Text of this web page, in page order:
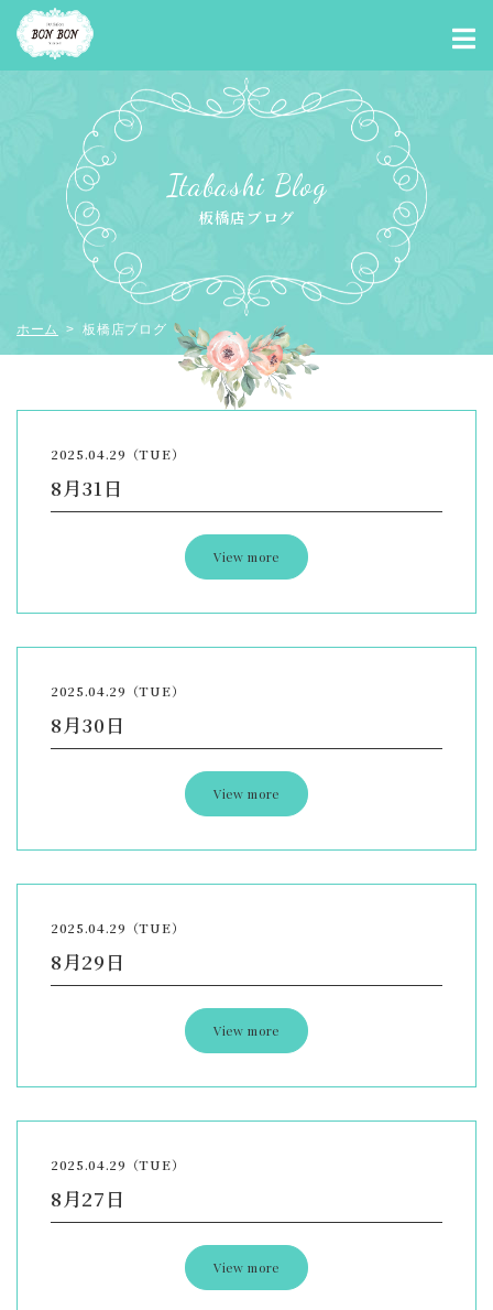
Itabashi Blog
板橋店ブログ
ホーム > 板橋店ブログ
2025.04.29（TUE）
8月31日
View more
2025.04.29（TUE）
8月30日
View more
2025.04.29（TUE）
8月29日
View more
2025.04.29（TUE）
8月27日
View more